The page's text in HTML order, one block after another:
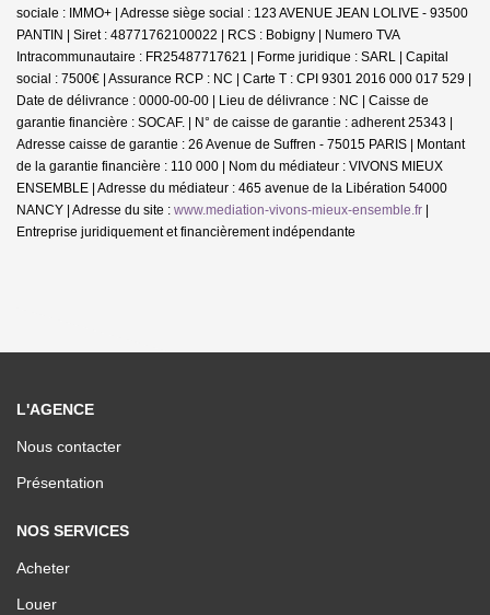
sociale : IMMO+ | Adresse siège social : 123 AVENUE JEAN LOLIVE - 93500
PANTIN | Siret : 48771762100022 | RCS : Bobigny | Numero TVA
Intracommunautaire : FR25487717621 | Forme juridique : SARL | Capital
social : 7500€ | Assurance RCP : NC | Carte T : CPI 9301 2016 000 017 529 |
Date de délivrance : 0000-00-00 | Lieu de délivrance : NC | Caisse de
garantie financière : SOCAF. | N° de caisse de garantie : adherent 25343 |
Adresse caisse de garantie : 26 Avenue de Suffren - 75015 PARIS | Montant
de la garantie financière : 110 000 | Nom du médiateur : VIVONS MIEUX
ENSEMBLE | Adresse du médiateur : 465 avenue de la Libération 54000
NANCY | Adresse du site : www.mediation-vivons-mieux-ensemble.fr |
Entreprise juridiquement et financièrement indépendante
L'AGENCE
Nous contacter
Présentation
NOS SERVICES
Acheter
Louer